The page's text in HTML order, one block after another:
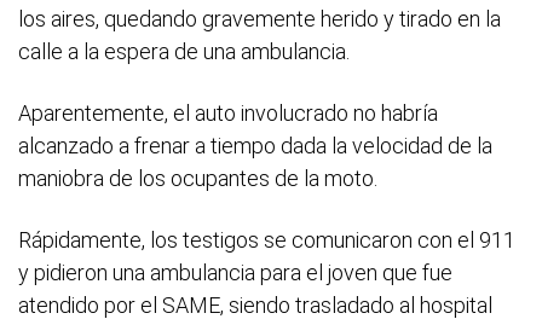
los aires, quedando gravemente herido y tirado en la
calle a la espera de una ambulancia.
Aparentemente, el auto involucrado no habría
alcanzado a frenar a tiempo dada la velocidad de la
maniobra de los ocupantes de la moto.
Rápidamente, los testigos se comunicaron con el 911
y pidieron una ambulancia para el joven que fue
atendido por el SAME, siendo trasladado al hospital